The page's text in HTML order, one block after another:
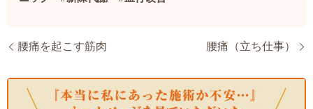
腰痛を起こす筋肉 腰痛（立ち仕事）